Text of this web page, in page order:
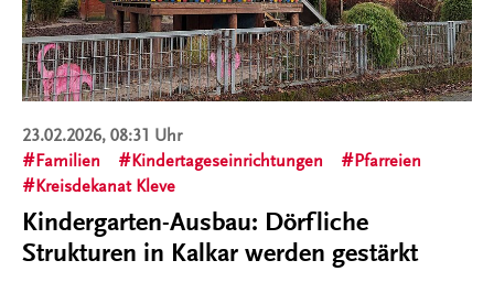
23.02.2026, 08:31 Uhr
Familien
Kindertageseinrichtungen
Pfarreien
Kreisdekanat Kleve
Kindergarten-Ausbau: Dörfliche
Strukturen in Kalkar werden gestärkt